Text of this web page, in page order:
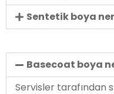
Sentetik boya
Basecoat boya
Servisler tarafından